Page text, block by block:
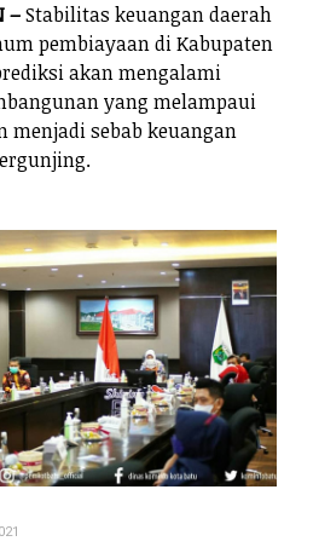
–Stabilitas keuangan daerah
pembiayaan di Kabupaten
akan mengalami
yang melampaui
menjadi sebab keuangan